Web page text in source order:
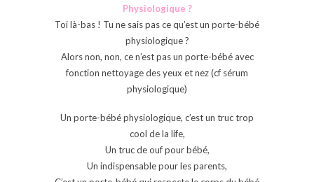
Physiologique ?
Toi là-bas ! Tu ne sais pas ce qu’est un porte-bébé
physiologique ?
Alors non, non, ce n’est pas un porte-bébé avec
fonction nettoyage des yeux et nez (cf sérum
physiologique)
Un porte-bébé physiologique, c’est un truc trop
cool de la life,
Un truc de ouf pour bébé,
Un indispensable pour les parents,